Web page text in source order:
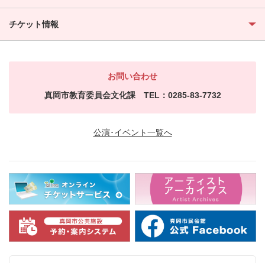
チケット情報
お問い合わせ
真岡市教育委員会文化課 TEL：0285-83-7732
公演･イベント一覧へ